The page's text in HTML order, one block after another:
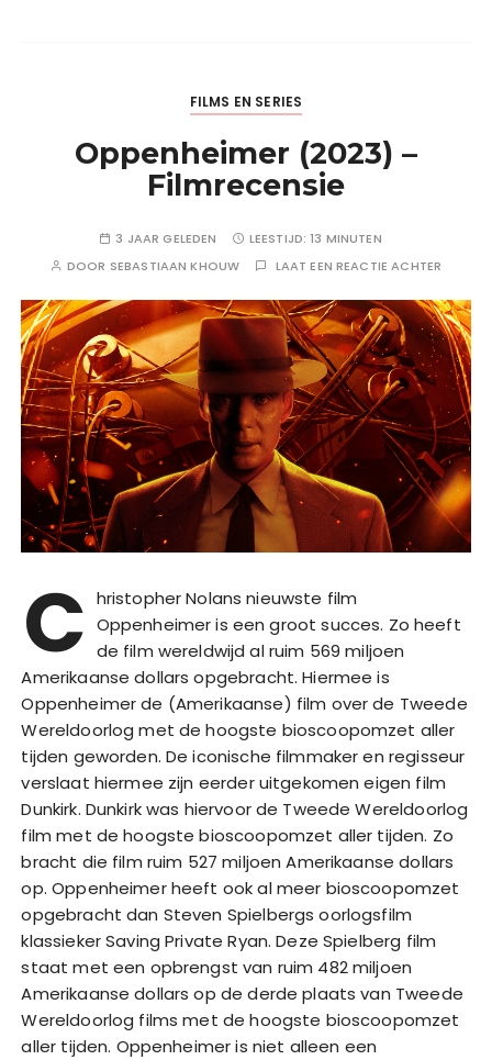
FILMS EN SERIES
Oppenheimer (2023) –
Filmrecensie
3 JAAR GELEDEN LEESTIJD:13 MINUTEN
DOOR SEBASTIAAN KHOUW LAAT EEN REACTIE ACHTER
C hristopher Nolans nieuwste film
Oppenheimer is een groot succes. Zo heeft
de film wereldwijd al ruim 569 miljoen
Amerikaanse dollars opgebracht. Hiermee is
Oppenheimer de (Amerikaanse) film over de Tweede
Wereldoorlog met de hoogste bioscoopomzet aller
tijden geworden. De iconische filmmaker en regisseur
verslaat hiermee zijn eerder uitgekomen eigen film
Dunkirk. Dunkirk was hiervoor de Tweede Wereldoorlog
film met de hoogste bioscoopomzet aller tijden. Zo
bracht die film ruim 527 miljoen Amerikaanse dollars
op. Oppenheimer heeft ook al meer bioscoopomzet
opgebracht dan Steven Spielbergs oorlogsfilm
klassieker Saving Private Ryan. Deze Spielberg film
staat met een opbrengst van ruim 482 miljoen
Amerikaanse dollars op de derde plaats van Tweede
Wereldoorlog films met de hoogste bioscoopomzet
aller tijden. Oppenheimer is niet alleen een